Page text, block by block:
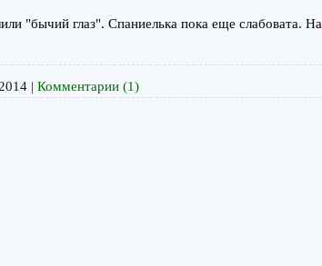
"бычий глаз". Спаниелька пока еще слабовата. На
| Комментарии (1)